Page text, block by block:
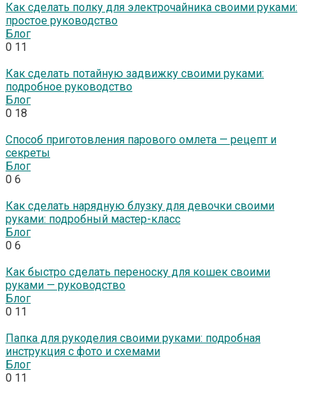
Как сделать полку для электрочайника своими руками:
простое руководство
Блог
0 11
Как сделать потайную задвижку своими руками:
подробное руководство
Блог
0 18
Способ приготовления парового омлета — рецепт и
секреты
Блог
0 6
Как сделать нарядную блузку для девочки своими
руками: подробный мастер-класс
Блог
0 6
Как быстро сделать переноску для кошек своими
руками — руководство
Блог
0 11
Папка для рукоделия своими руками: подробная
инструкция с фото и схемами
Блог
0 11